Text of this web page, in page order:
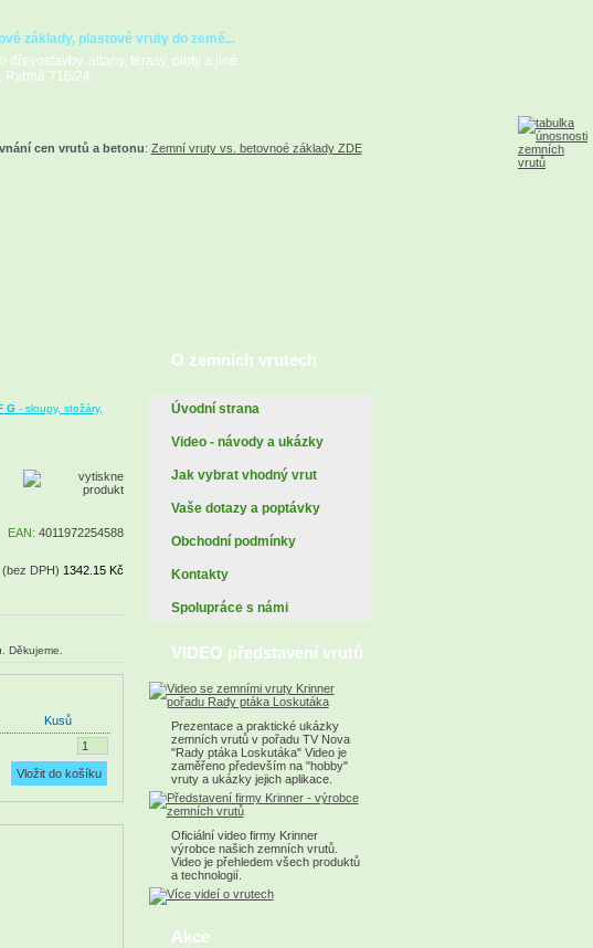
základy, plastové vruty do země...
altany, terasy, ploty a jiné.
Rybná 716/24
cen vrutů a betonu: Zemní vruty vs. betovnoé základy ZDE
G- sloupy, stožáry,
EAN: 4011972254588
(bez DPH) 1342.15 Kč
Děkujeme.
Kusů
O zemních vrutech
Úvodní strana
Video - návody a ukázky
Jak vybrat vhodný vrut
Vaše dotazy a poptávky
Obchodní podmínky
Kontakty
Spolupráce s námi
VIDEO představení vrutů
Prezentace a praktické ukázky
zemních vrutů v pořadu TV Nova
"Rady ptáka Loskutáka" Video je
zaměřeno především na "hobby"
vruty a ukázky jejich aplikace.
Oficiální video firmy Krinner
výrobce našich zemních vrutů.
Video je přehledem všech produktů
a technologií.
Akce